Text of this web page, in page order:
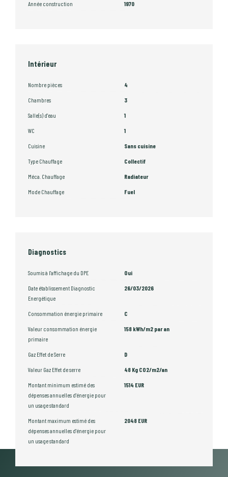
Année construction 1970
Intérieur
Nombre pièces 4
Chambres 3
Salle(s) d'eau 1
WC 1
Cuisine Sans cuisine
Type Chauffage Collectif
Méca. Chauffage Radiateur
Mode Chauffage Fuel
Diagnostics
Soumis à l'affichage du DPE Oui
Date établissement Diagnostic
Energétique
26/03/2026
Consommation énergie primaire C
Valeur consommation énergie
primaire
158 kWh/m2 par an
Gaz Effet de Serre D
Valeur Gaz Effet de serre 48 Kg CO2/m2/an
Montant minimum estimé des
dépenses annuelles d'énergie pour
un usage standard
1514 EUR
Montant maximum estimé des
dépenses annuelles d'énergie pour
un usage standard
2048 EUR